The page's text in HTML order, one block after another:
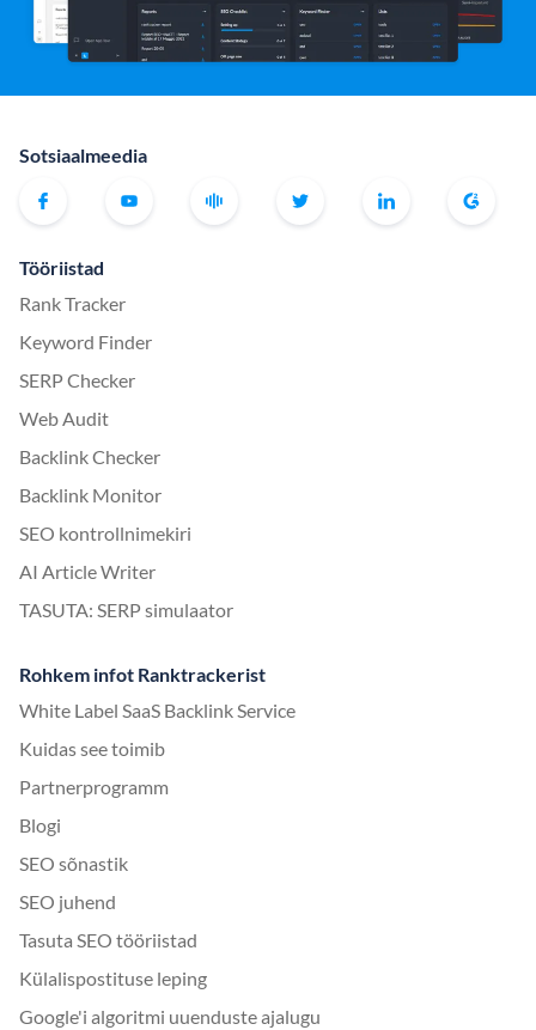
Sotsiaalmeedia
Tööriistad
Rank Tracker
Keyword Finder
SERP Checker
Web Audit
Backlink Checker
Backlink Monitor
SEO kontrollnimekiri
AI Article Writer
TASUTA: SERP simulaator
Rohkem infot Ranktrackerist
White Label SaaS Backlink Service
Kuidas see toimib
Partnerprogramm
Blogi
SEO sõnastik
SEO juhend
Tasuta SEO tööriistad
Külalispostituse leping
Google'i algoritmi uuenduste ajalugu